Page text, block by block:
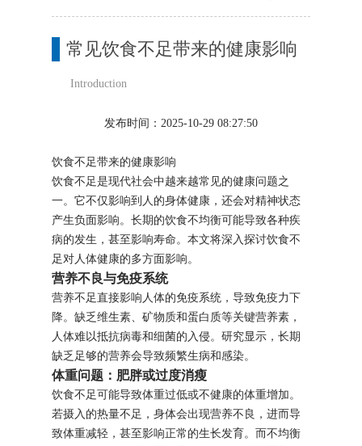
常见饮食不足带来的健康影响
Introduction
发布时间：2025-10-29 08:27:50
饮食不足带来的健康影响
饮食不足是现代社会中越来越常见的健康问题之
一。它不仅影响到人的身体健康，还会对精神状态
产生负面影响。长期的饮食不均衡可能导致各种疾
病的发生，甚至影响寿命。本文将深入探讨饮食不
足对人体健康的多方面影响。
营养不良与免疫系统
营养不足直接影响人体的免疫系统，导致免疫力下
降。缺乏维生素、矿物质和蛋白质等关键营养素，
人体难以抵抗病毒和细菌的入侵。研究显示，长期
缺乏足够的营养会导致频繁生病和感染。
体重问题：肥胖或过度消瘦
饮食不足可能导致体重过低或不健康的体重增加。
若摄入的热量不足，身体会出现营养不良，进而导
致体重减轻，甚至影响正常的生长发育。而不均衡